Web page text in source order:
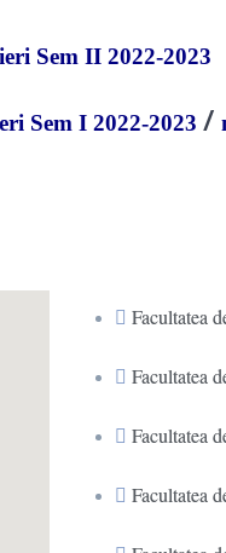
Sem II 2022-2023
Sem I 2022-2023 /
Facultatea
Facultatea
Facultatea
Facultatea